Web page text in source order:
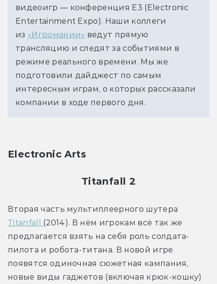
видеоигр — конференция E3 (Electronic
Entertainment Expo). Наши коллеги
из «Игромании» ведут прямую
трансляцию и следят за событиями в
режиме реального времени. Мы же
подготовили дайджест по самым
интересным играм, о которых рассказали
компании в ходе первого дня.
Electronic Arts
Titanfall 2
Titanfall (2014). В нём игрокам всё так же
предлагается взять на себя роль солдата-
пилота и робота-титана. В новой игре
появятся одиночная сюжетная кампания,
новые виды гаджетов (включая крюк-кошку)